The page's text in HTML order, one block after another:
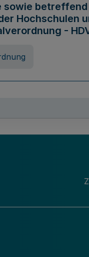
sowie betreffend
Hochschulen
-
Nordrhein-